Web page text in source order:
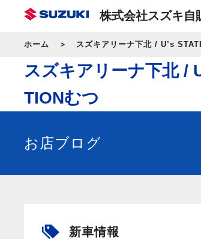
株式会社スズキ自
ホーム スズキアリーナ下北 / U’s
スズキアリーナ下北 /
TIONむつ
お店ブログ
新車情報